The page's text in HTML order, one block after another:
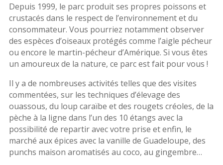
Depuis 1999, le parc produit ses propres poissons et
crustacés dans le respect de l’environnement et du
consommateur. Vous pourriez notamment observer
des espèces d’oiseaux protégés comme l’aigle pécheur
ou encore le martin-pécheur d’Amérique. Si vous êtes
un amoureux de la nature, ce parc est fait pour vous !
Il y a de nombreuses activités telles que des visites
commentées, sur les techniques d’élevage des
ouassous, du loup caraïbe et des rougets créoles, de la
pèche à la ligne dans l’un des 10 étangs avec la
possibilité de repartir avec votre prise et enfin, le
marché aux épices avec la vanille de Guadeloupe, des
punchs maison aromatisés au coco, au gingembre…